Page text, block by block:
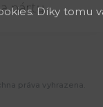
práva vyhrazena.
Díky tomu